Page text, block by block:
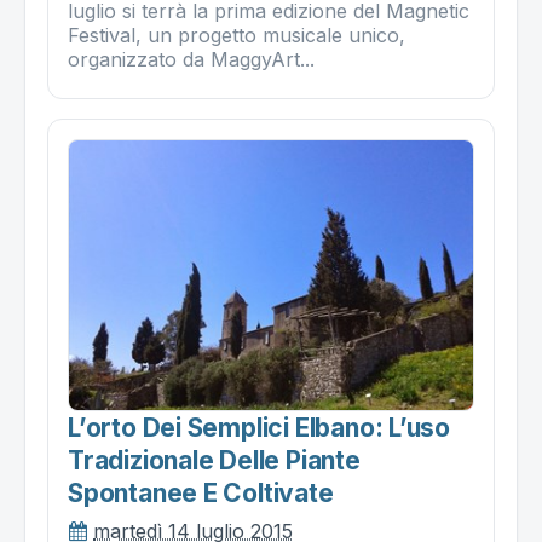
luglio si terrà la prima edizione del Magnetic
Festival, un progetto musicale unico,
organizzato da MaggyArt...
L’orto Dei Semplici Elbano: L’uso
Tradizionale Delle Piante
Spontanee E Coltivate
martedì 14 luglio 2015